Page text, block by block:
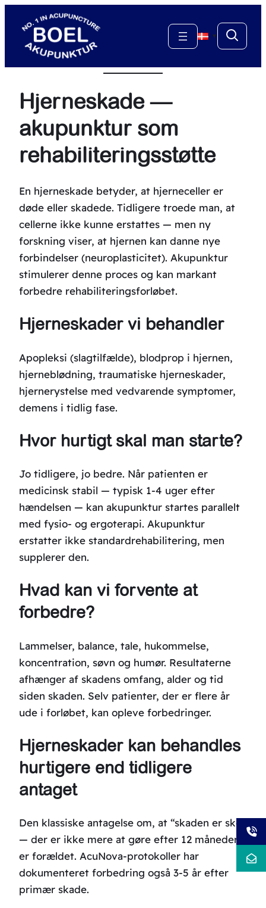
indhold
▼
Hjerneskade —
akupunktur som
rehabiliteringsstøtte
En hjerneskade betyder, at hjerneceller er
døde eller skadede. Tidligere troede man, at
cellerne ikke kunne erstattes — men ny
forskning viser, at hjernen kan danne nye
forbindelser (neuroplasticitet). Akupunktur
stimulerer denne proces og kan markant
forbedre rehabiliteringsforløbet.
Hjerneskader vi behandler
Apopleksi (slagtilfælde), blodprop i hjernen,
hjerneblødning, traumatiske hjerneskader,
hjernerystelse med vedvarende symptomer,
demens i tidlig fase.
Hvor hurtigt skal man starte?
Jo tidligere, jo bedre. Når patienten er
medicinsk stabil — typisk 1-4 uger efter
hændelsen — kan akupunktur startes parallelt
med fysio- og ergoterapi. Akupunktur
erstatter ikke standardrehabilitering, men
supplerer den.
Hvad kan vi forvente at
forbedre?
Lammelser, balance, tale, hukommelse,
koncentration, søvn og humør. Resultaterne
afhænger af skadens omfang, alder og tid
siden skaden. Selv patienter, der er flere år
ude i forløbet, kan opleve forbedringer.
Hjerneskader kan behandles
hurtigere end tidligere
antaget
Den klassiske antagelse om, at “skaden er sket
— der er ikke mere at gøre efter 12 måneder”
er forældet. AcuNova-protokoller har
dokumenteret forbedring også 3-5 år efter
primær skade.